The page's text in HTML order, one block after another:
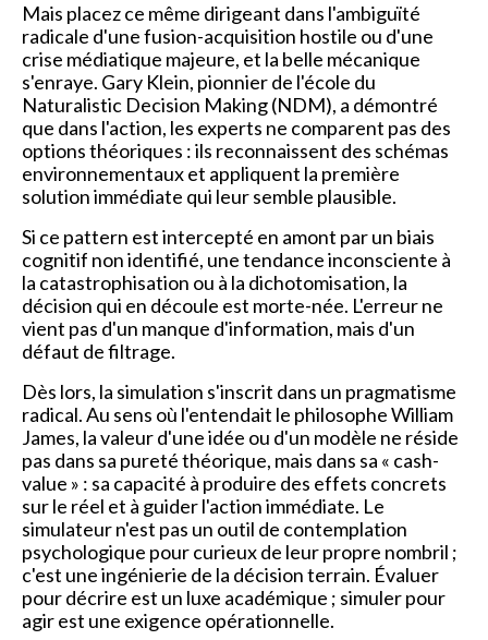
Mais placez ce même dirigeant dans l'ambiguïté
radicale d'une fusion-acquisition hostile ou d'une
crise médiatique majeure, et la belle mécanique
s'enraye. Gary Klein, pionnier de l'école du
Naturalistic Decision Making (NDM), a démontré
que dans l'action, les experts ne comparent pas des
options théoriques : ils reconnaissent des schémas
environnementaux et appliquent la première
solution immédiate qui leur semble plausible.
Si ce pattern est intercepté en amont par un biais
cognitif non identifié, une tendance inconsciente à
la catastrophisation ou à la dichotomisation, la
décision qui en découle est morte-née. L'erreur ne
vient pas d'un manque d'information, mais d'un
défaut de filtrage.
Dès lors, la simulation s'inscrit dans un pragmatisme
radical. Au sens où l'entendait le philosophe William
James, la valeur d'une idée ou d'un modèle ne réside
pas dans sa pureté théorique, mais dans sa « cash-
value » : sa capacité à produire des effets concrets
sur le réel et à guider l'action immédiate. Le
simulateur n'est pas un outil de contemplation
psychologique pour curieux de leur propre nombril ;
c'est une ingénierie de la décision terrain. Évaluer
pour décrire est un luxe académique ; simuler pour
agir est une exigence opérationnelle.